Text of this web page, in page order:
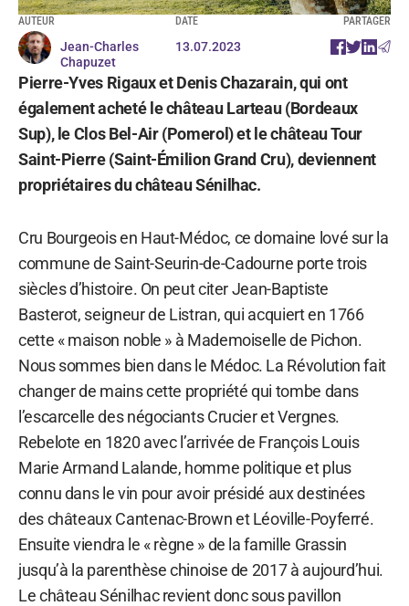
AUTEUR
Jean-Charles
Chapuzet
DATE
13.07.2023
PARTAGER
Pierre-Yves Rigaux et Denis Chazarain, qui ont
également acheté le château Larteau (Bordeaux
Sup), le Clos Bel-Air (Pomerol) et le château Tour
Saint-Pierre (Saint-Émilion Grand Cru), deviennent
propriétaires du château Sénilhac.
Cru Bourgeois en Haut-Médoc, ce domaine lové sur la
commune de Saint-Seurin-de-Cadourne porte trois
siècles d’histoire. On peut citer Jean-Baptiste
Basterot, seigneur de Listran, qui acquiert en 1766
cette « maison noble » à Mademoiselle de Pichon.
Nous sommes bien dans le Médoc. La Révolution fait
changer de mains cette propriété qui tombe dans
l’escarcelle des négociants Crucier et Vergnes.
Rebelote en 1820 avec l’arrivée de François Louis
Marie Armand Lalande, homme politique et plus
connu dans le vin pour avoir présidé aux destinées
des châteaux Cantenac-Brown et Léoville-Poyferré.
Ensuite viendra le « règne » de la famille Grassin
jusqu’à la parenthèse chinoise de 2017 à aujourd’hui.
Le château Sénilhac revient donc sous pavillon